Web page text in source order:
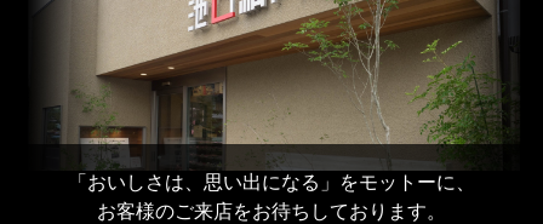
「おいしさは、思い出になる」をモットーに、
お客様のご来店をお待ちしております。